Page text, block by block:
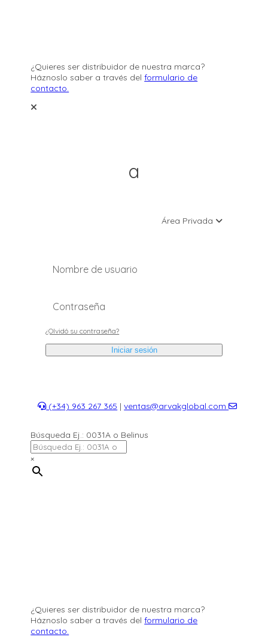
¿Quieres ser distribuidor de nuestra marca?
Háznoslo saber a través delformulario de
contacto.
Área Privada
¿Olvidó su contraseña?
Iniciar sesión
(+34) 963 267 365 |ventas@arvakglobal.com
Búsqueda Ej.: 0031A o Belinus
×
¿Quieres ser distribuidor de nuestra marca?
Háznoslo saber a través delformulario de
contacto.